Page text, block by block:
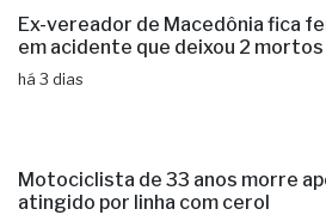
Ex-vereador de Macedônia fica
em acidente que deixou 2 mortos
há 3 dias
Motociclista de 33 anos morre
atingido por linha com cerol